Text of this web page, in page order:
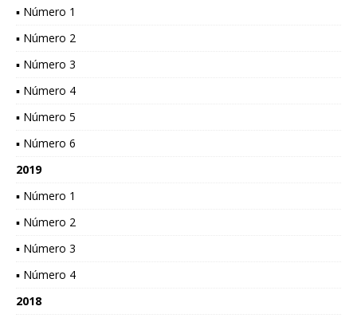
▪ Número 1
▪ Número 2
▪ Número 3
▪ Número 4
▪ Número 5
▪ Número 6
2019
▪ Número 1
▪ Número 2
▪ Número 3
▪ Número 4
2018